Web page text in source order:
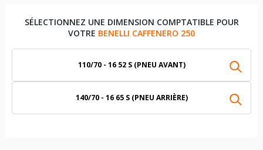
SÉLECTIONNEZ UNE DIMENSION COMPTATIBLE POUR
VOTRE BENELLI CAFFENERO 250
110/70 - 16 52 S (PNEU AVANT)
140/70 - 16 65 S (PNEU ARRIÈRE)